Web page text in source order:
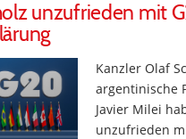
unzufrieden mit
Kanzler Olaf
argentinische
Javier Milei
unzufrieden